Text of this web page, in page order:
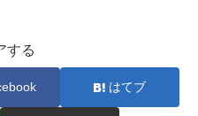
する
はてブ